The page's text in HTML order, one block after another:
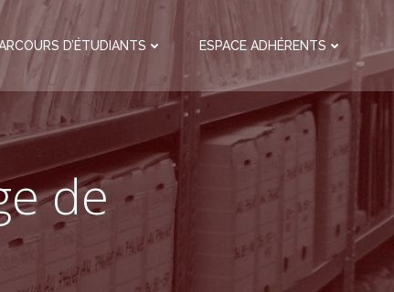
D’ÉTUDIANTS ESPACE ADHÉRENTS
de